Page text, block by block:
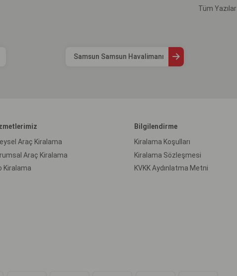
Tüm Yazılar
Samsun Samsun Havalimanı
Araç Kiralama
Araç Kiralama
Kiralama
Bilgilendirme
Kiralama Koşulları
Kiralama Sözleşmesi
KVKK Aydınlatma Metni